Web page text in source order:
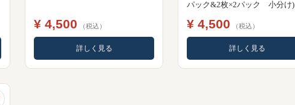
¥ 4,500 （税込）
詳しく見る
パック&2枚×2パック 小分け)
¥ 4,500 （税込）
詳しく見る